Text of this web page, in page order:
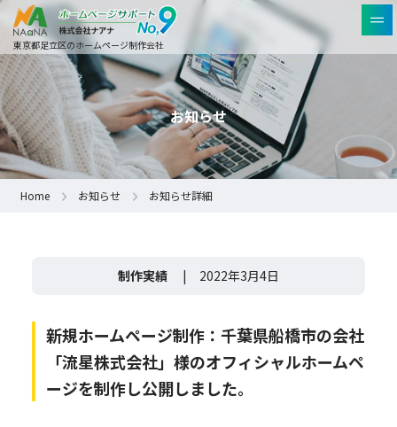
東京都足立区のホームページ制作会社
お知らせ
Home お知らせ お知らせ詳細
制作実績 | 2022年3月4日
新規ホームページ制作：千葉県船橋市の会社
「流星株式会社」様のオフィシャルホームペ
ージを制作し公開しました。